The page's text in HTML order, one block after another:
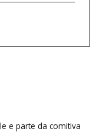
e parte da comitiva